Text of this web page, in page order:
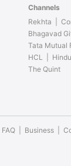
Channels
Rekhta
Bhagavad
Tata Mutual
HCL
The Quint
FAQ Business